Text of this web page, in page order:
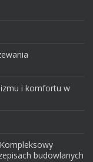
i komfortu w
budowlanych